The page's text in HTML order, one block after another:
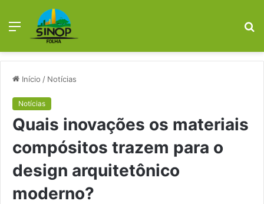
Menu
Início / Notícias
Notícias
Quais inovações os materiais
compósitos trazem para o
design arquitetônico
moderno?